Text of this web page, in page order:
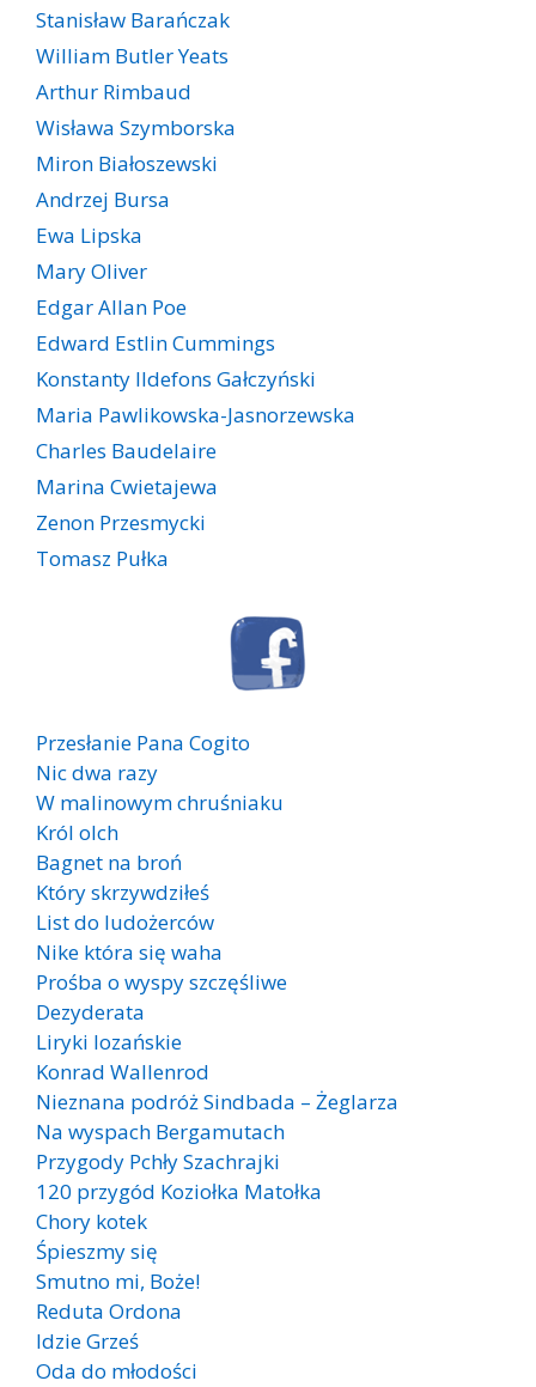
Stanisław Barańczak
William Butler Yeats
Arthur Rimbaud
Wisława Szymborska
Miron Białoszewski
Andrzej Bursa
Ewa Lipska
Mary Oliver
Edgar Allan Poe
Edward Estlin Cummings
Konstanty Ildefons Gałczyński
Maria Pawlikowska-Jasnorzewska
Charles Baudelaire
Marina Cwietajewa
Zenon Przesmycki
Tomasz Pułka
Przesłanie Pana Cogito
Nic dwa razy
W malinowym chruśniaku
Król olch
Bagnet na broń
Który skrzywdziłeś
List do ludożerców
Nike która się waha
Prośba o wyspy szczęśliwe
Dezyderata
Liryki lozańskie
Konrad Wallenrod
Nieznana podróż Sindbada – Żeglarza
Na wyspach Bergamutach
Przygody Pchły Szachrajki
120 przygód Koziołka Matołka
Chory kotek
Śpieszmy się
Smutno mi, Boże!
Reduta Ordona
Idzie Grześ
Oda do młodości